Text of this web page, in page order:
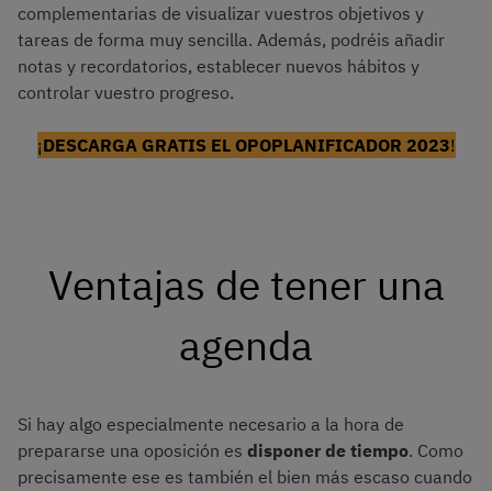
complementarias de visualizar vuestros objetivos y
tareas de forma muy sencilla. Además, podréis añadir
notas y recordatorios, establecer nuevos hábitos y
controlar vuestro progreso.
¡DESCARGA GRATIS EL OPOPLANIFICADOR 2023!
Ventajas de tener una
agenda
Si hay algo especialmente necesario a la hora de
prepararse una oposición es disponer de tiempo. Como
precisamente ese es también el bien más escaso cuando